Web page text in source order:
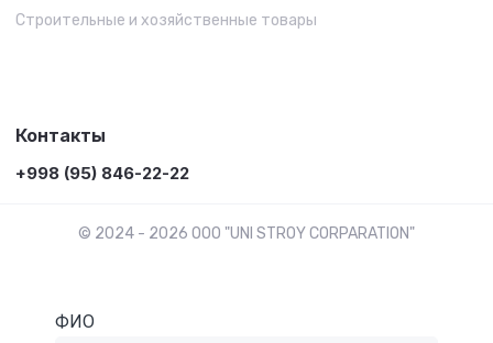
Строительные и хозяйственные товары
Контакты
+998 (95) 846-22-22
© 2024 - 2026 OOO "UNI STROY CORPARATION"